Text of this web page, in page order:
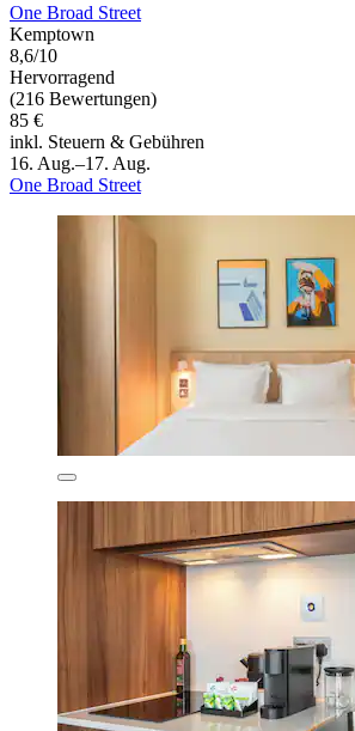
One Broad Street
Kemptown
8,6/10
Hervorragend
(216 Bewertungen)
85 €
inkl. Steuern & Gebühren
16. Aug.–17. Aug.
One Broad Street